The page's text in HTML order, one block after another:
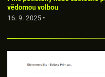
vědomou volbou
16. 9. 2025 •